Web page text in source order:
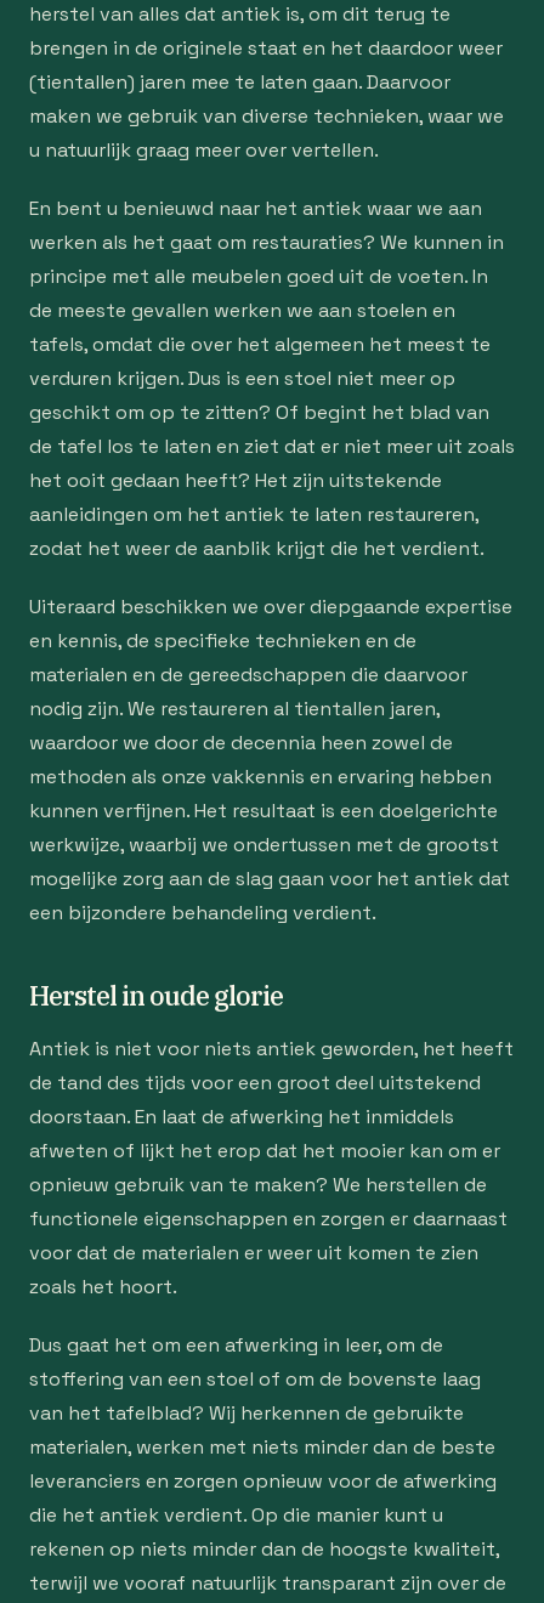
herstel van alles dat antiek is, om dit terug te
brengen in de originele staat en het daardoor weer
(tientallen) jaren mee te laten gaan. Daarvoor
maken we gebruik van diverse technieken, waar we
u natuurlijk graag meer over vertellen.
En bent u benieuwd naar het antiek waar we aan
werken als het gaat om restauraties? We kunnen in
principe met alle meubelen goed uit de voeten. In
de meeste gevallen werken we aan stoelen en
tafels, omdat die over het algemeen het meest te
verduren krijgen. Dus is een stoel niet meer op
geschikt om op te zitten? Of begint het blad van
de tafel los te laten en ziet dat er niet meer uit zoals
het ooit gedaan heeft? Het zijn uitstekende
aanleidingen om het antiek te laten restaureren,
zodat het weer de aanblik krijgt die het verdient.
Uiteraard beschikken we over diepgaande expertise
en kennis, de specifieke technieken en de
materialen en de gereedschappen die daarvoor
nodig zijn. We restaureren al tientallen jaren,
waardoor we door de decennia heen zowel de
methoden als onze vakkennis en ervaring hebben
kunnen verfijnen. Het resultaat is een doelgerichte
werkwijze, waarbij we ondertussen met de grootst
mogelijke zorg aan de slag gaan voor het antiek dat
een bijzondere behandeling verdient.
Herstel in oude glorie
Antiek is niet voor niets antiek geworden, het heeft
de tand des tijds voor een groot deel uitstekend
doorstaan. En laat de afwerking het inmiddels
afweten of lijkt het erop dat het mooier kan om er
opnieuw gebruik van te maken? We herstellen de
functionele eigenschappen en zorgen er daarnaast
voor dat de materialen er weer uit komen te zien
zoals het hoort.
Dus gaat het om een afwerking in leer, om de
stoffering van een stoel of om de bovenste laag
van het tafelblad? Wij herkennen de gebruikte
materialen, werken met niets minder dan de beste
leveranciers en zorgen opnieuw voor de afwerking
die het antiek verdient. Op die manier kunt u
rekenen op niets minder dan de hoogste kwaliteit,
terwijl we vooraf natuurlijk transparant zijn over de